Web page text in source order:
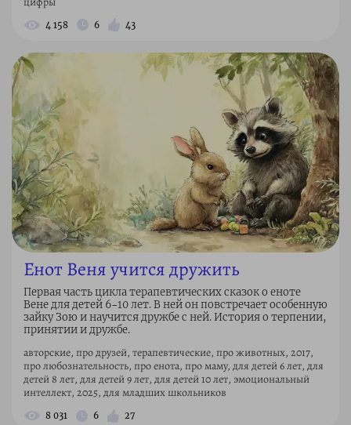
4 158 6 43
Енот Веня учится дружить
Первая часть цикла терапевтических сказок о еноте
Вене для детей 6–10 лет. В ней он повстречает особенную
зайку Зою и научится дружбе с ней. История о терпении,
принятии и дружбе.
авторские, про друзей, терапевтические, про животных, 2017,
про любознательность, про енота, про маму, для детей 6 лет, для
детей 8 лет, для детей 9 лет, для детей 10 лет, эмоциональный
интеллект, 2025, для младших школьников
8 031 6 27